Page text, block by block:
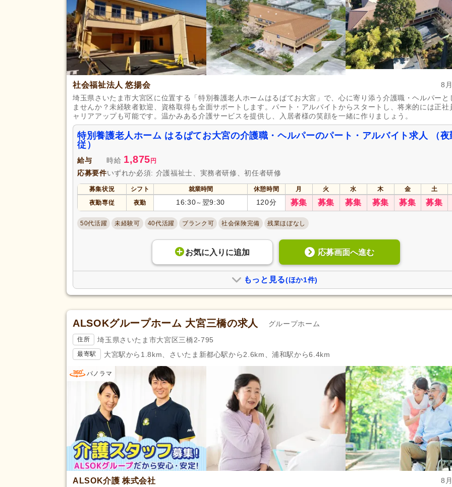
社会福祉法人 悠揚会
8
埼玉県さいたま市大宮区に位置する「特別養護老人ホームはるぱてお大宮」で、心に寄り添う介護職・ヘルパーと
ませんか？未経験者歓迎、資格取得も全面サポートします。パート・アルバイトからスタートし、将来的には正社
ャリアアップも可能です。温かみある介護サービスを提供し、入居者様の笑顔を一緒に作りましょう。
特別養護老人ホーム はるぱてお大宮の介護職・ヘルパーのパート・アルバイト求人 （夜
従）
給与 時給 1,875 円
応募要件いずれか必須: 介護福祉士、実務者研修、初任者研修
募集状況 シフト 就業時間 休憩時間 月 火 水 木 金
土
夜勤専従
夜勤 16:30～ 翌9:30 120分 募集 募集 募集 募集 募集 募集
50代活躍 未経験可 40代活躍 ブランク可 社会保険完備 残業ほぼなし
お気に入り に追加 応募画面へ進む
もっと見る(ほか1件)
ALSOKグループホーム 大宮三橋の求人 グループホーム
住所 埼玉県さいたま市大宮区三橋2-795
最寄駅 大宮駅から1.8km、さいたま新都心駅から2.6km、浦和駅から6.4km
パノラマ
ALSOK介護 株式会社 8